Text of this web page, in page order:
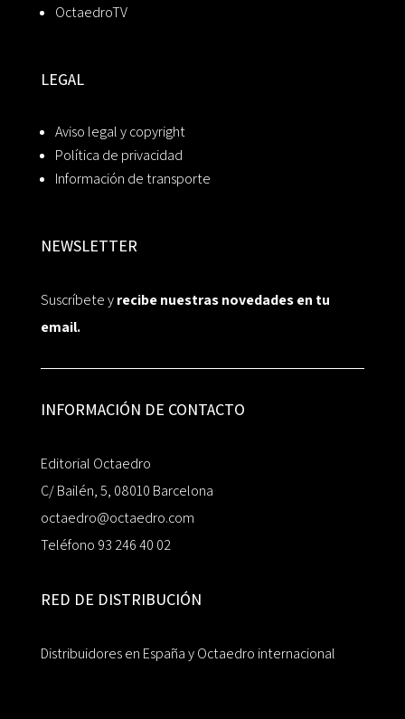
OctaedroTV
LEGAL
Aviso legal y copyright
Política de privacidad
Información de transporte
NEWSLETTER
Suscríbete yrecibe nuestras novedades en tu
email.
INFORMACIÓN DE CONTACTO
Editorial Octaedro
C/ Bailén, 5, 08010 Barcelona
octaedro@octaedro.com
Teléfono 93 246 40 02
RED DE DISTRIBUCIÓN
Distribuidores en España y Octaedro internacional